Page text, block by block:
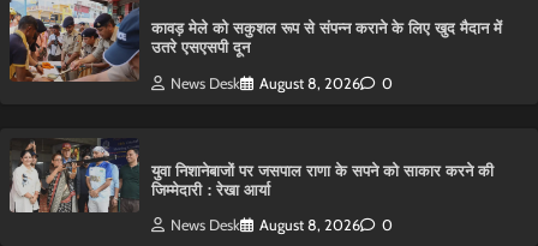
कावड़ मेले को सकुशल रूप से संपन्न कराने के लिए खुद मैदान में
उतरे एसएसपी दून
News Desk August 8, 2026 0
युवा निशानेबाजों पर जसपाल राणा के सपने को साकार करने की
जिम्मेदारी : रेखा आर्या
News Desk August 8, 2026 0